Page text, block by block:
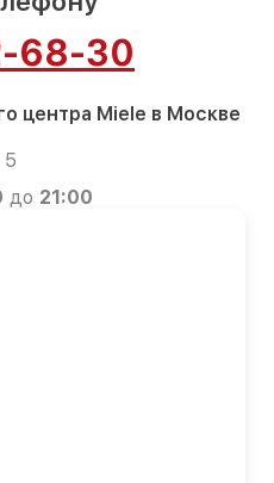
68-30
центра Miele в Москве
5
до 21:00